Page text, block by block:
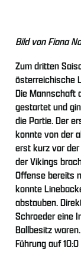
Bild von Fiona
Zum dritten
österreichische
Die Mannschaft
gestartet und
die Partie. Der
konnte von der
erst kurz vor der
der Vikings
Offense bereits
konnte
abstauben.
Schroeder eine
Ballbesitz
Führung auf